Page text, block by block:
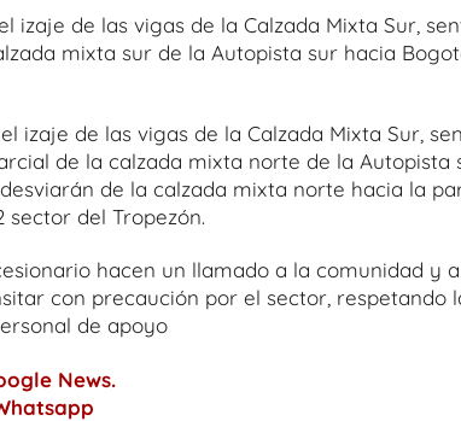
izaje de las vigas de la Calzada Mixta Sur,
mixta sur de la Autopista sur hacia
izaje de las vigas de la Calzada Mixta Sur,
de la calzada mixta norte de la Autopista
de la calzada mixta norte hacia la
del Tropezón.
hacen un llamado a la comunidad y
con precaución por el sector, respetando
de apoyo
News.